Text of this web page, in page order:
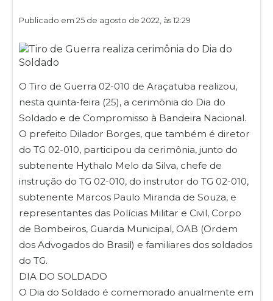
Publicado em 25 de agosto de 2022, às 12:29
O Tiro de Guerra 02-010 de Araçatuba realizou,
nesta quinta-feira (25), a cerimônia do Dia do
Soldado e de Compromisso à Bandeira Nacional.
O prefeito Dilador Borges, que também é diretor
do TG 02-010, participou da cerimônia, junto do
subtenente Hythalo Melo da Silva, chefe de
instrução do TG 02-010, do instrutor do TG 02-010,
subtenente Marcos Paulo Miranda de Souza, e
representantes das Polícias Militar e Civil, Corpo
de Bombeiros, Guarda Municipal, OAB (Ordem
dos Advogados do Brasil) e familiares dos soldados
do TG.
DIA DO SOLDADO
O Dia do Soldado é comemorado anualmente em